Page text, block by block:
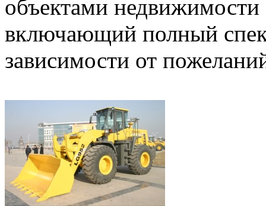
объектами
включающий полный
зависимости от